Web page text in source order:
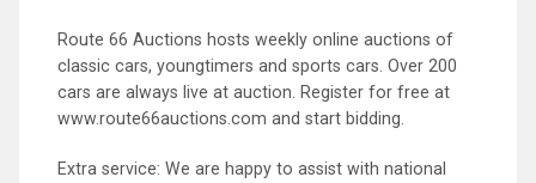
Route 66 Auctions hosts weekly online auctions of
classic cars, youngtimers and sports cars. Over 200
cars are always live at auction. Register for free at
www.route66auctions.com and start bidding.
Extra service: We are happy to assist with national